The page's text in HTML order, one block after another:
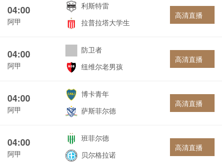
04:00
阿甲
利斯特雷
拉普拉塔大学生
高清直播
04:00
阿甲
防卫者
纽维尔老男孩
高清直播
04:00
阿甲
博卡青年
萨斯菲尔德
高清直播
04:00
阿甲
班菲尔德
贝尔格拉诺
高清直播